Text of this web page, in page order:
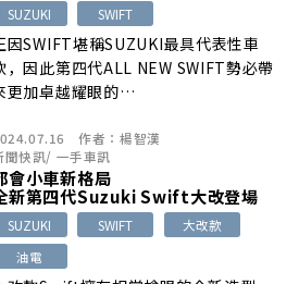
SUZUKI SWIFT
因SWIFT堪稱SUZUKI最具代表性車
，因此第四代ALL NEW SWIFT勢必帶
更加卓越耀眼的…
作者： 楊智漢
聞快訊/ 一手車訊
會小車新格局
新第四代Suzuki Swift大改登場
SUZUKI SWIFT
大改款
油電